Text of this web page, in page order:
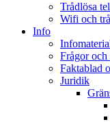
Trådlösa
Wifi och
Info
Frågor och
Faktablad
Juridik